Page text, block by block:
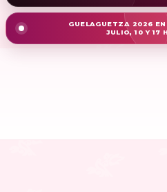
GUELAGUETZA 2026
JULIO, 10 Y 17